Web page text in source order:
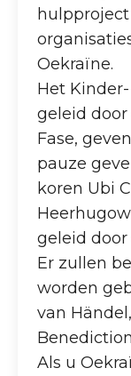
Oekraïne.
Het
geleid
Fase,
pauze
koren Ubi
geleid
Er zullen
worden
van
Als u